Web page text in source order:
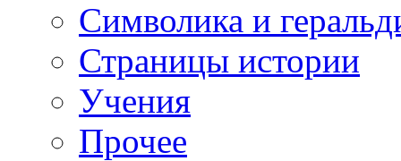
Символика и
Страницы истории
Учения
Прочее